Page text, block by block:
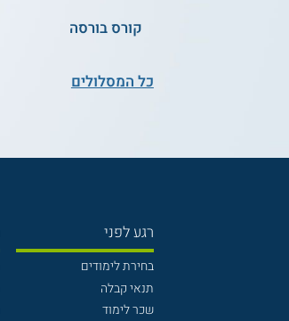
קורס בורסה
כל המסלולים
רגע לפני
בחירת לימודים
תנאי קבלה
שכר לימוד